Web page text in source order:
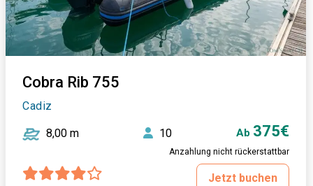
Cobra Rib 755
Cadiz
8,00 m 10 Ab 375€
Anzahlung nicht rückerstattbar
Jetzt buchen